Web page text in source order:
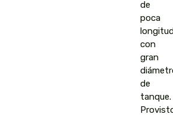
de
poca
con
gran
de
tanque.